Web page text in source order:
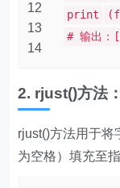
12
13
14
print
(f
# 输出
2. rjust()方法
rjust()方法用于将
为空格）填充至指